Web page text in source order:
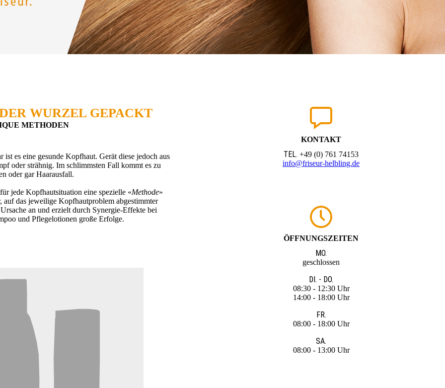
WURZEL GEPACKT
METHODEN
es eine gesunde Kopfhaut. Gerät diese jedoch aus
oder strähnig. Im schlimmsten Fall kommt es zu
oder gar Haarausfall.
jede Kopfhautsituation eine spezielle «Methode»
das jeweilige Kopfhaut­problem abgestimmter
an und erzielt durch Synergie-Effekte bei
und Pflegelotionen große Erfolge.
KONTAKT
TEL. +49 (0) 761 74153
info@friseur-helbling.de
ÖFFNUNGSZEITEN
MO.
geschlossen
DI. - DO.
08:30 - 12:30 Uhr
14:00 - 18:00 Uhr
FR.
08:00 - 18:00 Uhr
SA.
08:00 - 13:00 Uhr